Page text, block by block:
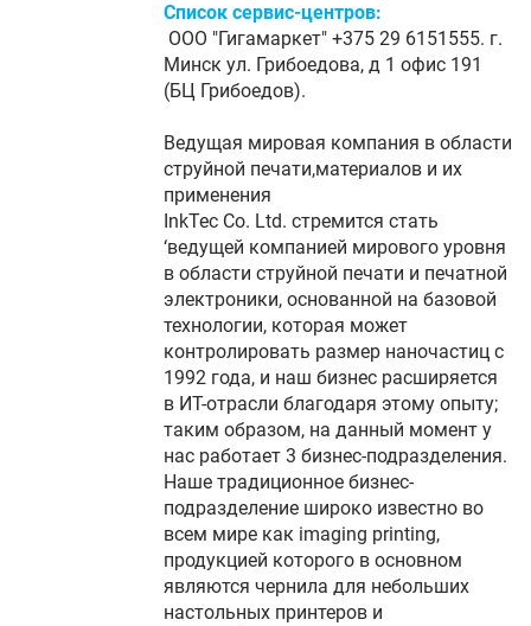
Список сервис-центров:
ООО "Гигамаркет" +375 29 6151555. г.
Минск ул. Грибоедова, д 1 офис 191
(БЦ Грибоедов).
Ведущая мировая компания в области
струйной печати,материалов и их
применения
InkTec Co. Ltd. стремится стать
‘ведущей компанией мирового уровня
в области струйной печати и печатной
электроники, основанной на базовой
технологии, которая может
контролировать размер наночастиц с
1992 года, и наш бизнес расширяется
в ИТ-отрасли благодаря этому опыту;
таким образом, на данный момент у
нас работает 3 бизнес-подразделения.
Наше традиционное бизнес-
подразделение широко известно во
всем мире как imaging printing,
продукцией которого в основном
являются чернила для небольших
настольных принтеров и